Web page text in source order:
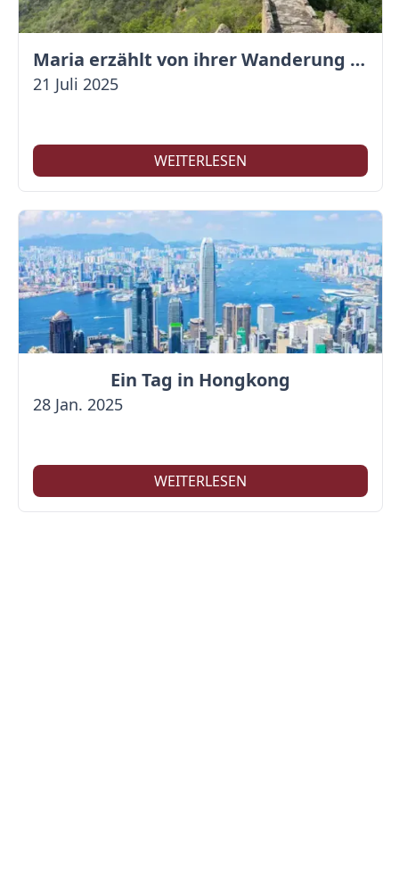
Maria erzählt von ihrer Wanderung auf der Großen Mauer
21 Juli 2025
WEITERLESEN
Ein Tag in Hongkong
28 Jan. 2025
WEITERLESEN